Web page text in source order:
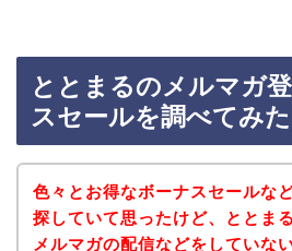
ととまるのメルマガ
スセールを調べてみた
色々とお得なボーナスセールな
探していて思ったけど、ととま
メルマガの配信などをしていな